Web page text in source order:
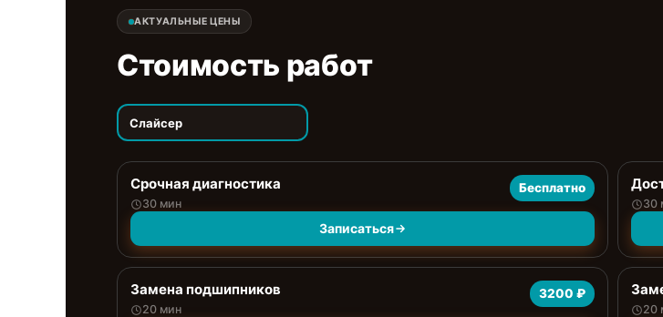
АКТУАЛЬНЫЕ ЦЕНЫ
Стоимость работ
Слайсер
Срочная диагностика
30 мин
Бесплатно
Записаться
30
Замена подшипников
20 мин
3200 ₽
20